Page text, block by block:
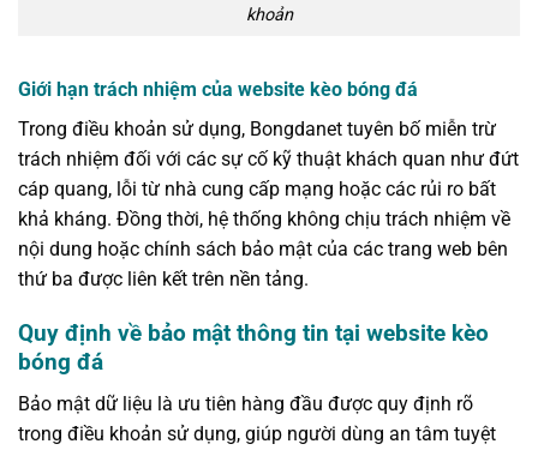
khoản
Giới hạn trách nhiệm của website kèo bóng đá
Trong điều khoản sử dụng, Bongdanet tuyên bố miễn trừ
trách nhiệm đối với các sự cố kỹ thuật khách quan như đứt
cáp quang, lỗi từ nhà cung cấp mạng hoặc các rủi ro bất
khả kháng. Đồng thời, hệ thống không chịu trách nhiệm về
nội dung hoặc chính sách bảo mật của các trang web bên
thứ ba được liên kết trên nền tảng.
Quy định về bảo mật thông tin tại website kèo
bóng đá
Bảo mật dữ liệu là ưu tiên hàng đầu được quy định rõ
trong điều khoản sử dụng, giúp người dùng an tâm tuyệt